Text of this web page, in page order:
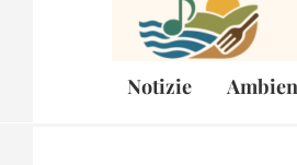
Notizie